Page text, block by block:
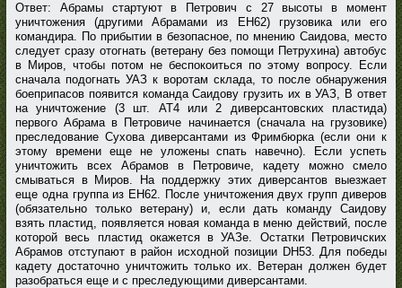
Ответ: Абрамы стартуют в Петрович с 27 высоты в момент
уничтожения (другими Абрамами из EH62) грузовика или его
командира. По прибытии в безопасное, по мнению Саидова, место
следует сразу отогнать (ветерану без помощи Петрухина) автобус
в Миров, чтобы потом не беспокоиться по этому вопросу. Если
сначала подогнать УАЗ к воротам склада, то после обнаружения
боеприпасов появится команда Саидову грузить их в УАЗ, В ответ
на уничтожение (3 шт. АТ4 или 2 диверсантовских пластида)
первого Абрама в Петровиче начинается (сначала на грузовике)
преследование Сухова диверсантами из Фримбюрка (если они к
этому времени еще не уложены спать навечно). Если успеть
уничтожить всех Абрамов в Петровиче, кадету можно смело
смываться в Миров. На поддержку этих диверсантов выезжает
еще одна группа из EH62. После уничтожения двух групп диверов
(обязательно только ветерану) и, если дать команду Саидову
взять пластид, появляется новая команда в меню действий, после
которой весь пластид окажется в УАЗе. Остатки Петровичских
Абрамов отступают в район исходной позиции DH53. Для победы
кадету достаточно уничтожить только их. Ветеран должен будет
разобраться еще и с преследующими диверсантами.